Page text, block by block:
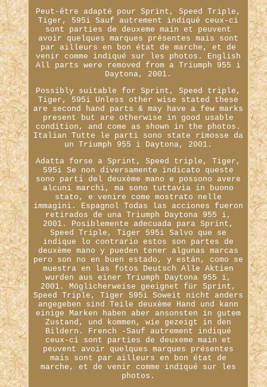
Peut-être adapté pour Sprint, Speed Triple,
Tiger, 595i Sauf autrement indiqué ceux-ci
sont parties de deuxeme main et peuvent
avoir quelques marques présentes mais sont
par ailleurs en bon état de marche, et de
venir comme indiqué sur les photos. English
All parts were removed from a Triumph 955 i
Daytona, 2001.
Possibly suitable for Sprint, Speed triple,
Tiger, 595i Unless other wise stated these
are second hand parts & may have a few marks
present but are otherwise in good usable
condition, and come as shown in the photos.
Italian Tutte le parti sono state rimosse da
un Triumph 955 i Daytona, 2001.
Adatta forse a Sprint, Speed triple, Tiger,
595i Se non diversamente indicato queste
sono parti del deuxème mano e possono avere
alcuni marchi, ma sono tuttavia in buono
stato, e venire come mostrato nelle
immagini. Espagnol Todas las acciones fueron
retirados de una Triumph Daytona 955 i,
2001. Posiblemente adecuada para Sprint,
Speed Triple, Tiger 595i Salvo que se
indique lo contrario estos son partes de
deuxème mano y pueden tener algunas marcas
pero son no en buen estado, y están, como se
muestra en las fotos Deutsch Alle Aktien
wurden aus einer Triumph Daytona 955 i,
2001. Möglicherweise geeignet für Sprint,
Speed Triple, Tiger 595i Soweit nicht anders
angegeben sind Teile deuxème Hand und kann
einige Marken haben aber ansonsten in gutem
Zustand, und kommen, wie gezeigt in den
Bildern. French -Sauf autrement indiqué
ceux-ci sont parties de deuxeme main et
peuvent avoir quelques marques présentes
mais sont par ailleurs en bon état de
marche, et de venir comme indiqué sur les
photos.